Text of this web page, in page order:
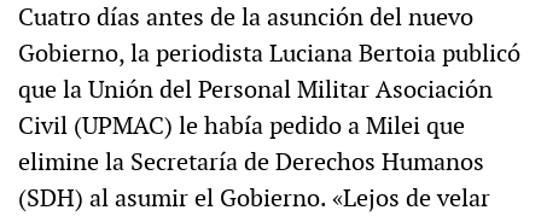
Cuatro días antes de la asunción del nuevo
Gobierno, la periodista Luciana Bertoia publicó
que la Unión del Personal Militar Asociación
Civil (UPMAC) le había pedido a Milei que
elimine la Secretaría de Derechos Humanos
(SDH) al asumir el Gobierno. «Lejos de velar